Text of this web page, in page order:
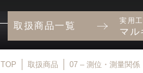
取扱商品一覧 実用
マル
TOP 取扱商品 07 – 測位・測量関係